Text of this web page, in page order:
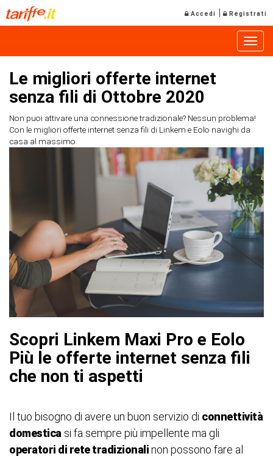
Accedi | Registrati
Le migliori offerte internet
senza fili di Ottobre 2020
Non puoi attivare una connessione tradizionale? Nessun problema!
Con le migliori offerte internet senza fili di Linkem e Eolo navighi da
casa al massimo.
Scopri Linkem Maxi Pro e Eolo
Più le offerte internet senza fili
che non ti aspetti
Il tuo bisogno di avere un buon servizio di connettività
domesticasi fa sempre più impellente ma gli
operatori di rete tradizionalinon possono fare al